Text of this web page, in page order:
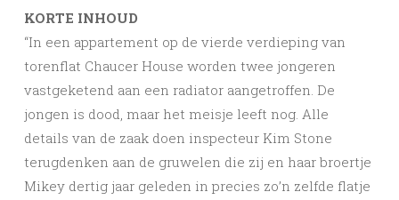
KORTE INHOUD
“In een appartement op de vierde verdieping van
torenflat Chaucer House worden twee jongeren
vastgeketend aan een radiator aangetroffen. De
jongen is dood, maar het meisje leeft nog. Alle
details van de zaak doen inspecteur Kim Stone
terugdenken aan de gruwelen die zij en haar broertje
Mikey dertig jaar geleden in precies zo’n zelfde flatje